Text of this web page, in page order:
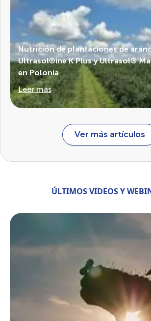
Nutrición de plantaciones de
Ultrasol®ine K Plus y Ultrasol®
en Polonia
Leer más
Ver más artículos
ÚLTIMOS VIDEOS Y